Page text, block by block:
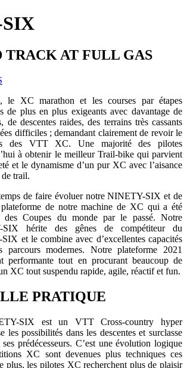
TRACK AT FULL GAS
le XC marathon et les courses par étapes
de plus en plus exigeants avec davantage de
de descentes raides, des terrains très cassants
difficiles ; demandant clairement de revoir le
des VTT XC. Une majorité des pilotes
à obtenir le meilleur Trail-bike qui parvient
et le dynamisme d’un pur XC avec l’aisance
trail.
de faire évoluer notre NINETY-SIX et de
de notre machine de XC qui a été
des Coupes du monde par le passé. Notre
SIX hérite des gênes de compétiteur du
et le combine avec d’excellentes capacités
modernes. Notre plateforme 2021
performante tout en procurant beaucoup de
XC tout suspendu rapide, agile, réactif et fun.
PRATIQUE
SIX est un VTT Cross-country hyper
les possibilités dans les descentes et surclasse
prédécesseurs. C’est une évolution logique
XC sont devenues plus techniques ces
plus, les pilotes XC recherchent plus de plaisir